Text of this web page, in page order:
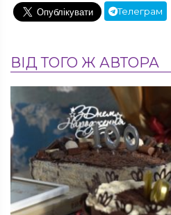
Телеграм
ВІД ТОГО Ж АВТОРА